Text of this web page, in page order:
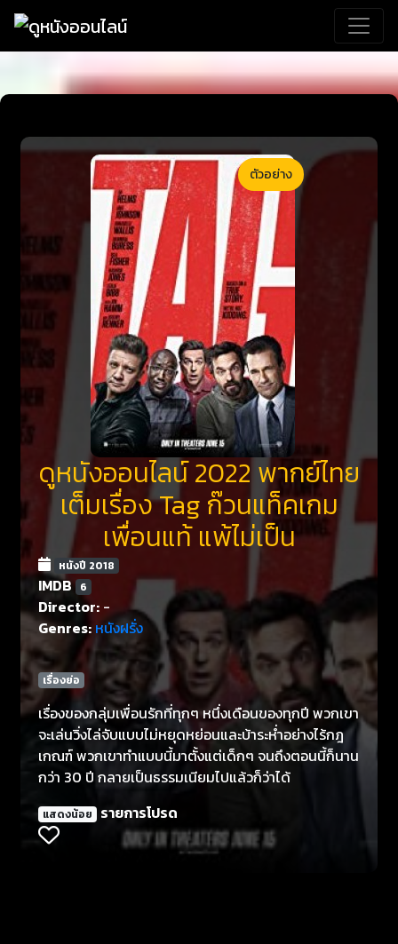
ตัวอย่าง
ดูหนังออนไลน์ 2022 พากย์ไทย
เต็มเรื่อง Tag ก๊วนแท็คเกม
เพื่อนแท้ แพ้ไม่เป็น
หนังปี 2018
IMDB 6
Director: -
Genres: หนังฝรั่ง
เรื่องย่อ
เรื่องของกลุ่มเพื่อนรักที่ทุกๆ หนึ่งเดือนของทุกปี พวกเขา
จะเล่นวิ่งไล่จับแบบไม่หยุดหย่อนและบ้าระห่ำอย่างไร้กฎ
เกณฑ์ พวกเขาทำแบบนี้มาตั้งแต่เด็กๆ จนถึงตอนนี้ก็นาน
กว่า 30 ปี กลายเป็นธรรมเนียมไปแล้วก็ว่าได้
แสดงน้อย รายการโปรด